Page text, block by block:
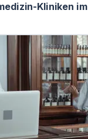
Kliniken im